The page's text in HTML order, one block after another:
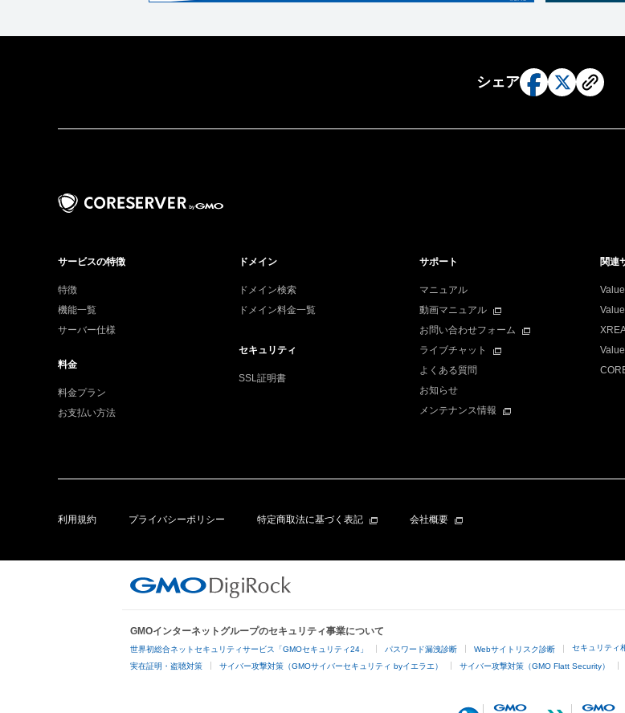
シェア
サービスの特徴
特徴
機能一覧
サーバー仕様
料金
料金プラン
お支払い方法
ドメイン
ドメイン検索
ドメイン料金一覧
セキュリティ
SSL証明書
サポート
マニュアル
動画マニュアル
お問い合わせフォーム
ライブチャット
よくある質問
お知らせ
メンテナンス情報
関連
利用規約 プライバシーポリシー 特定商取法に基づく表記 会社概要
GMOインターネットグループのセキュリティ事業について
世界初総合ネットセキュリティサービス「GMOセキュリティ24」 パスワード漏洩診断 Webサイトリスク診断 セキュリティ
実在証明・盗聴対策 サイバー攻撃対策（GMOサイバーセキュリティ byイエラエ） サイバー攻撃対策（GMO Flatt Security）